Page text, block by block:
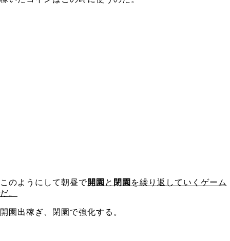
このようにして朝昼で開園 と 閉園 を繰り返していくゲーム
だ。
開園出稼ぎ、閉園で強化する。